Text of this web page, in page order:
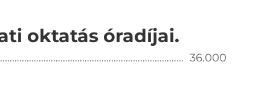
oktatás óradíjai.
36.000